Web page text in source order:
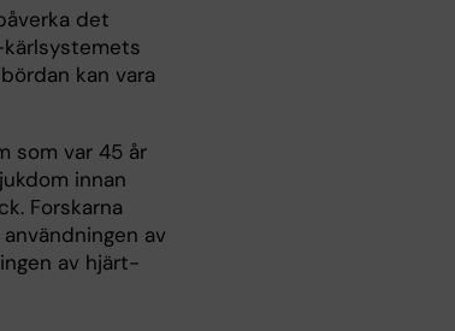
det
kan vara
som var 45 år
innan
Forskarna
av
av hjärt-